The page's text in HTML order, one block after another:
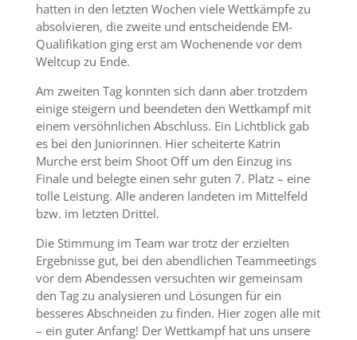
hatten in den letzten Wochen viele Wettkämpfe zu
absolvieren, die zweite und entscheidende EM-
Qualifikation ging erst am Wochenende vor dem
Weltcup zu Ende.
Am zweiten Tag konnten sich dann aber trotzdem
einige steigern und beendeten den Wettkampf mit
einem versöhnlichen Abschluss. Ein Lichtblick gab
es bei den Juniorinnen. Hier scheiterte Katrin
Murche erst beim Shoot Off um den Einzug ins
Finale und belegte einen sehr guten 7. Platz – eine
tolle Leistung. Alle anderen landeten im Mittelfeld
bzw. im letzten Drittel.
Die Stimmung im Team war trotz der erzielten
Ergebnisse gut, bei den abendlichen Teammeetings
vor dem Abendessen versuchten wir gemeinsam
den Tag zu analysieren und Lösungen für ein
besseres Abschneiden zu finden. Hier zogen alle mit
– ein guter Anfang! Der Wettkampf hat uns unsere